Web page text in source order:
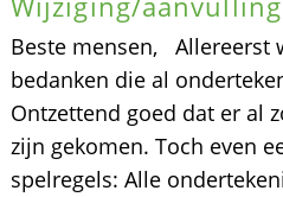
Beste mensen, Allereerst
bedanken die al
Ontzettend goed dat er al
zijn gekomen. Toch even
spelregels: Alle